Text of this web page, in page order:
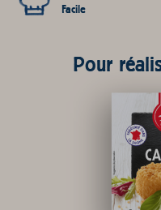
Facile
Pour